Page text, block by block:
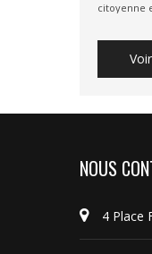
citoyenne
NOUS
4 Place